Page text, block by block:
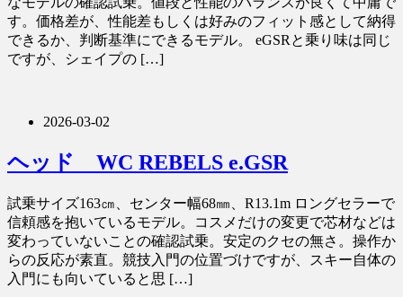
す。価格差が、性能差もしくは好みのフィット感として納得
できるか、判断基準にできるモデル。 eGSRと乗り味は同じ
ですが、シェイプの […]
2026-03-02
ヘッド WC REBELS e.GSR
試乗サイズ163㎝、センター幅68㎜、R13.1m ロングセラーで
信頼感を抱いているモデル。コスメだけの変更で芯材などは
変わっていないことの確認試乗。安定のクセの無さ。操作か
らの反応が素直。競技入門の位置づけですが、スキー自体の
入門にも向いていると思 […]